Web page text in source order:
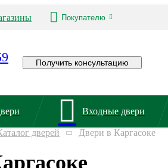
Покупателю
Получить консультацию
Входные двери
дверей Двери в Каргасоке